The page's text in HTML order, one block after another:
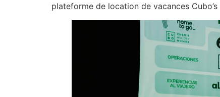
plateforme de location de vacances